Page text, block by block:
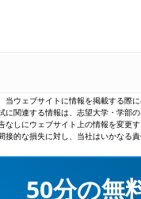
当ウェブサイトに情報を掲載する際
に関連する情報は、志望大学・学部
なしにウェブサイト上の情報を変更
接的な損失に対し、当社はいかなる責
50分の無